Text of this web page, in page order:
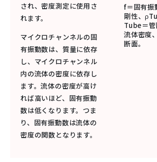
され、密度測定に使用さ
れます。
マイクロチャンネルの固
有振動数は、質量に依存
し、マイクロチャンネル
内の流体の密度に依存し
ます。流体の密度が高け
れば高いほど、固有振動
数は低くなります。つま
り、固有振動数は流体の
密度の関数となります。
f＝固有振
剛性、
Tube＝
流体密度
断面。